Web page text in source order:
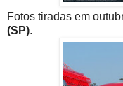
Fotos tiradas em
(SP).